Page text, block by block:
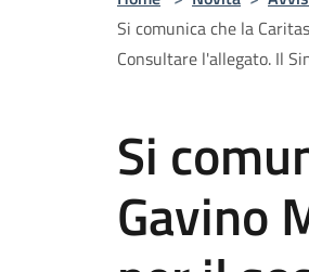
Si comunica che la
Consultare l'allegato. Il
Si
Gavino